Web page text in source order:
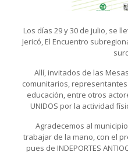
Los días 29 y 30 de julio, se
Jericó, El Encuentro
Allí, invitados de las
comunitarios,
educación, entre otros
UNIDOS por la actividad
Agradecemos al
trabajar de la mano, con el
pues de INDEPORTES